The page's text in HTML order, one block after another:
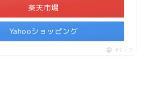
楽天市場
Yahooショッピング
ポチップ